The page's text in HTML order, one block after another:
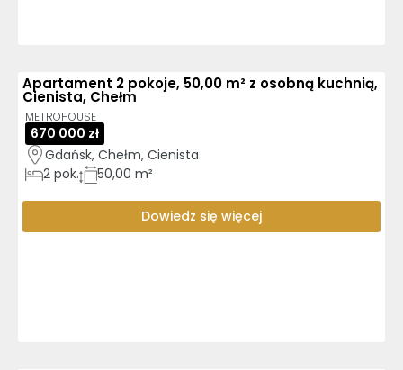
Apartament 2 pokoje, 50,00 m² z osobną kuchnią,
Cienista, Chełm
METROHOUSE
670 000 zł
Gdańsk, Chełm, Cienista
2 pok. 50,00 m²
Dowiedz się więcej